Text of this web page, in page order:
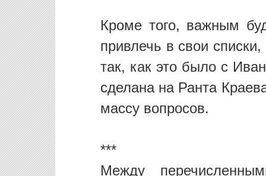
Кроме того, важным
привлечь в свои
так, как это было с
сделана на Ранта
массу вопросов.
***
Между